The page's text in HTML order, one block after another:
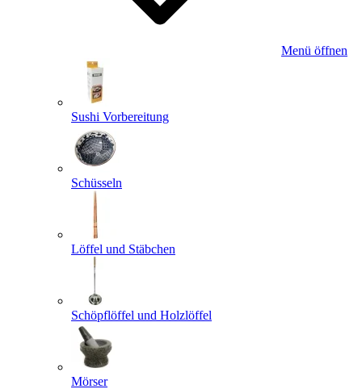
Menü öffnen
Sushi Vorbereitung
Schüsseln
Löffel und Stäbchen
Schöpflöffel und Holzlöffel
Mörser